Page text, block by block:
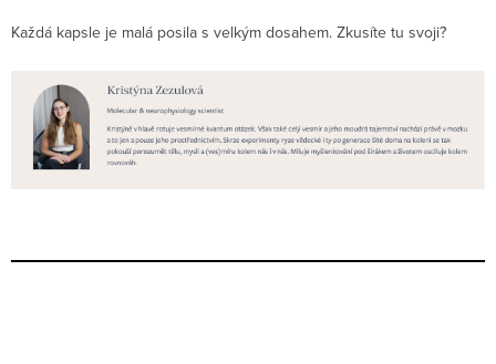
Každá kapsle je malá posila s velkým dosahem. Zkusíte tu svoji?